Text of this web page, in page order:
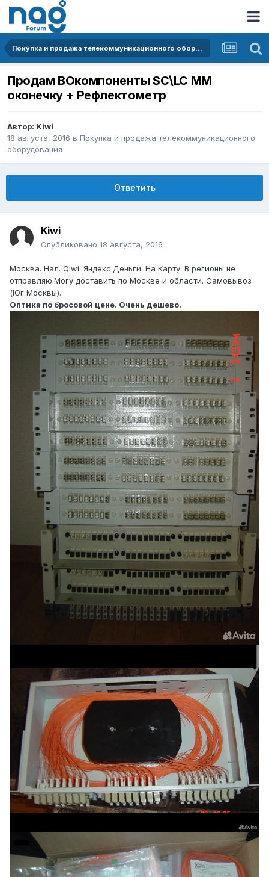
Покупка и продажа телекоммуникационного оборудования
Продам ВОкомпоненты SC\LC MM
оконечку + Рефлектометр
Автор: Kiwi
18 августа, 2016 в Покупка и продажа телекоммуникационного
оборудования
Ответить
Kiwi
Опубликовано 18 августа, 2016
Москва. Нал. Qiwi. Яндекс.Деньги. На Карту. В регионы не
отправляю.Могу доставить по Москве и области. Самовывоз
(Юг Москвы).
Оптика по бросовой цене. Очень дешево.